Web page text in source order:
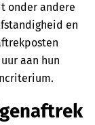
onder andere
en
aan hun